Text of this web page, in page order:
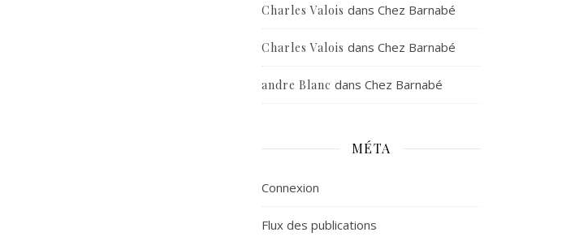
Charles Valois dans Chez Barnabé
Charles Valois dans Chez Barnabé
andre Blanc dans Chez Barnabé
MÉTA
Connexion
Flux des publications